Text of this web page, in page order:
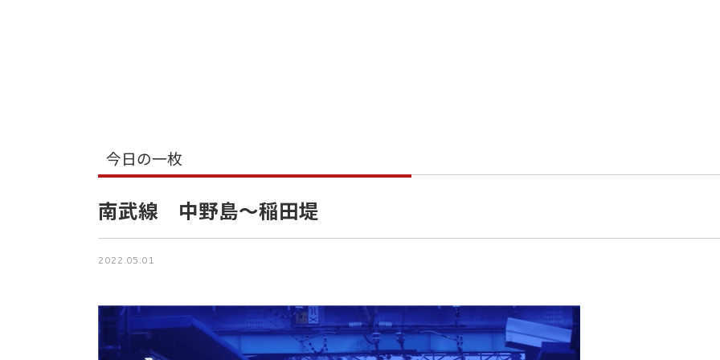
今日の一枚
南武線 中野島～稲田堤
2022.05.01